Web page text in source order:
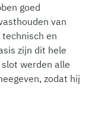
goed
van
en
zijn dit hele
werden alle
zodat hij